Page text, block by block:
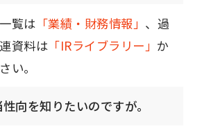
覧は 「業績‧財務情報」 、過
資料は 「IRライブラリー」 か
い。
向を知りたいのですが。